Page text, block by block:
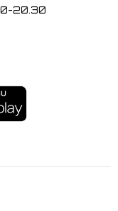
20.30